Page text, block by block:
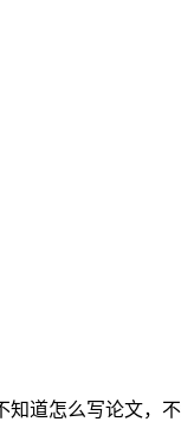
道怎么写论文，